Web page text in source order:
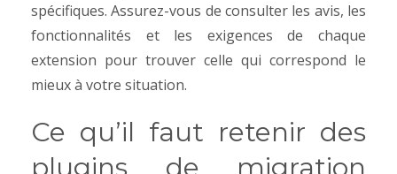
spécifiques. Assurez-vous de consulter les avis, les
fonctionnalités et les exigences de chaque
extension pour trouver celle qui correspond le
mieux à votre situation.
Ce qu’il faut retenir des
plugins de migration